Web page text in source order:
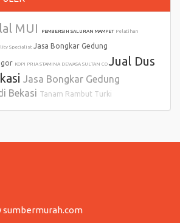
MUI PEMBERSIH SALURAN MAMPET Pelatihan
Specialist Jasa Bongkar Gedung
KOPI PRIA STAMINA DEWASA SULTAN CO Jual Dus
Jasa Bongkar Gedung
Bekasi Tanam Rambut Turki
sumbermurah.com